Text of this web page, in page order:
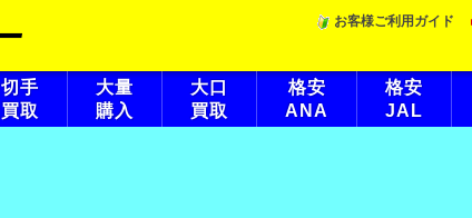
お客様ご利用ガイド
切手
買取
大量
購入
大口
買取
格安
ANA
格安
JAL